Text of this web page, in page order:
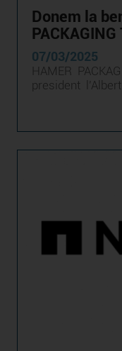
Donem la
PACKAGING
07/03/2025
HAMER
president